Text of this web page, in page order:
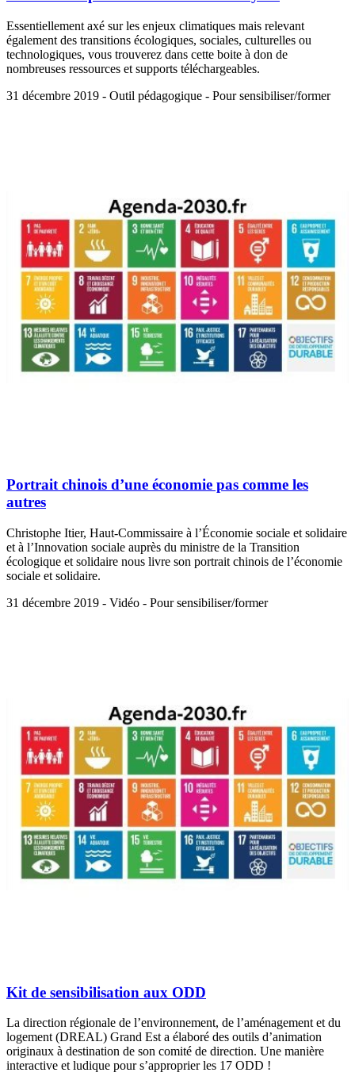
Essentiellement axé sur les enjeux climatiques mais relevant
également des transitions écologiques, sociales, culturelles ou
technologiques, vous trouverez dans cette boite à don de
nombreuses ressources et supports téléchargeables.
31 décembre 2019 - Outil pédagogique - Pour sensibiliser/former
Portrait chinois d’une économie pas comme les
autres
Christophe Itier, Haut-Commissaire à l’Économie sociale et solidaire
et à l’Innovation sociale auprès du ministre de la Transition
écologique et solidaire nous livre son portrait chinois de l’économie
sociale et solidaire.
31 décembre 2019 - Vidéo - Pour sensibiliser/former
Kit de sensibilisation aux ODD
La direction régionale de l’environnement, de l’aménagement et du
logement (DREAL) Grand Est a élaboré des outils d’animation
originaux à destination de son comité de direction. Une manière
interactive et ludique pour s’approprier les 17 ODD !